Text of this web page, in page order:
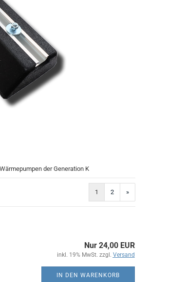
der Generation K
1 2 »
Nur 24,00 EUR
inkl. 19% MwSt. zzgl. Versand
IN DEN WARENKORB